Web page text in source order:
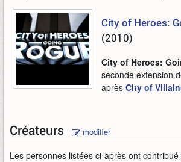
City of Heroes:
(2010)
City of Heroes:
seconde extension
après City of
Créateurs modifier
Les personnes listées ci-après ont contribué